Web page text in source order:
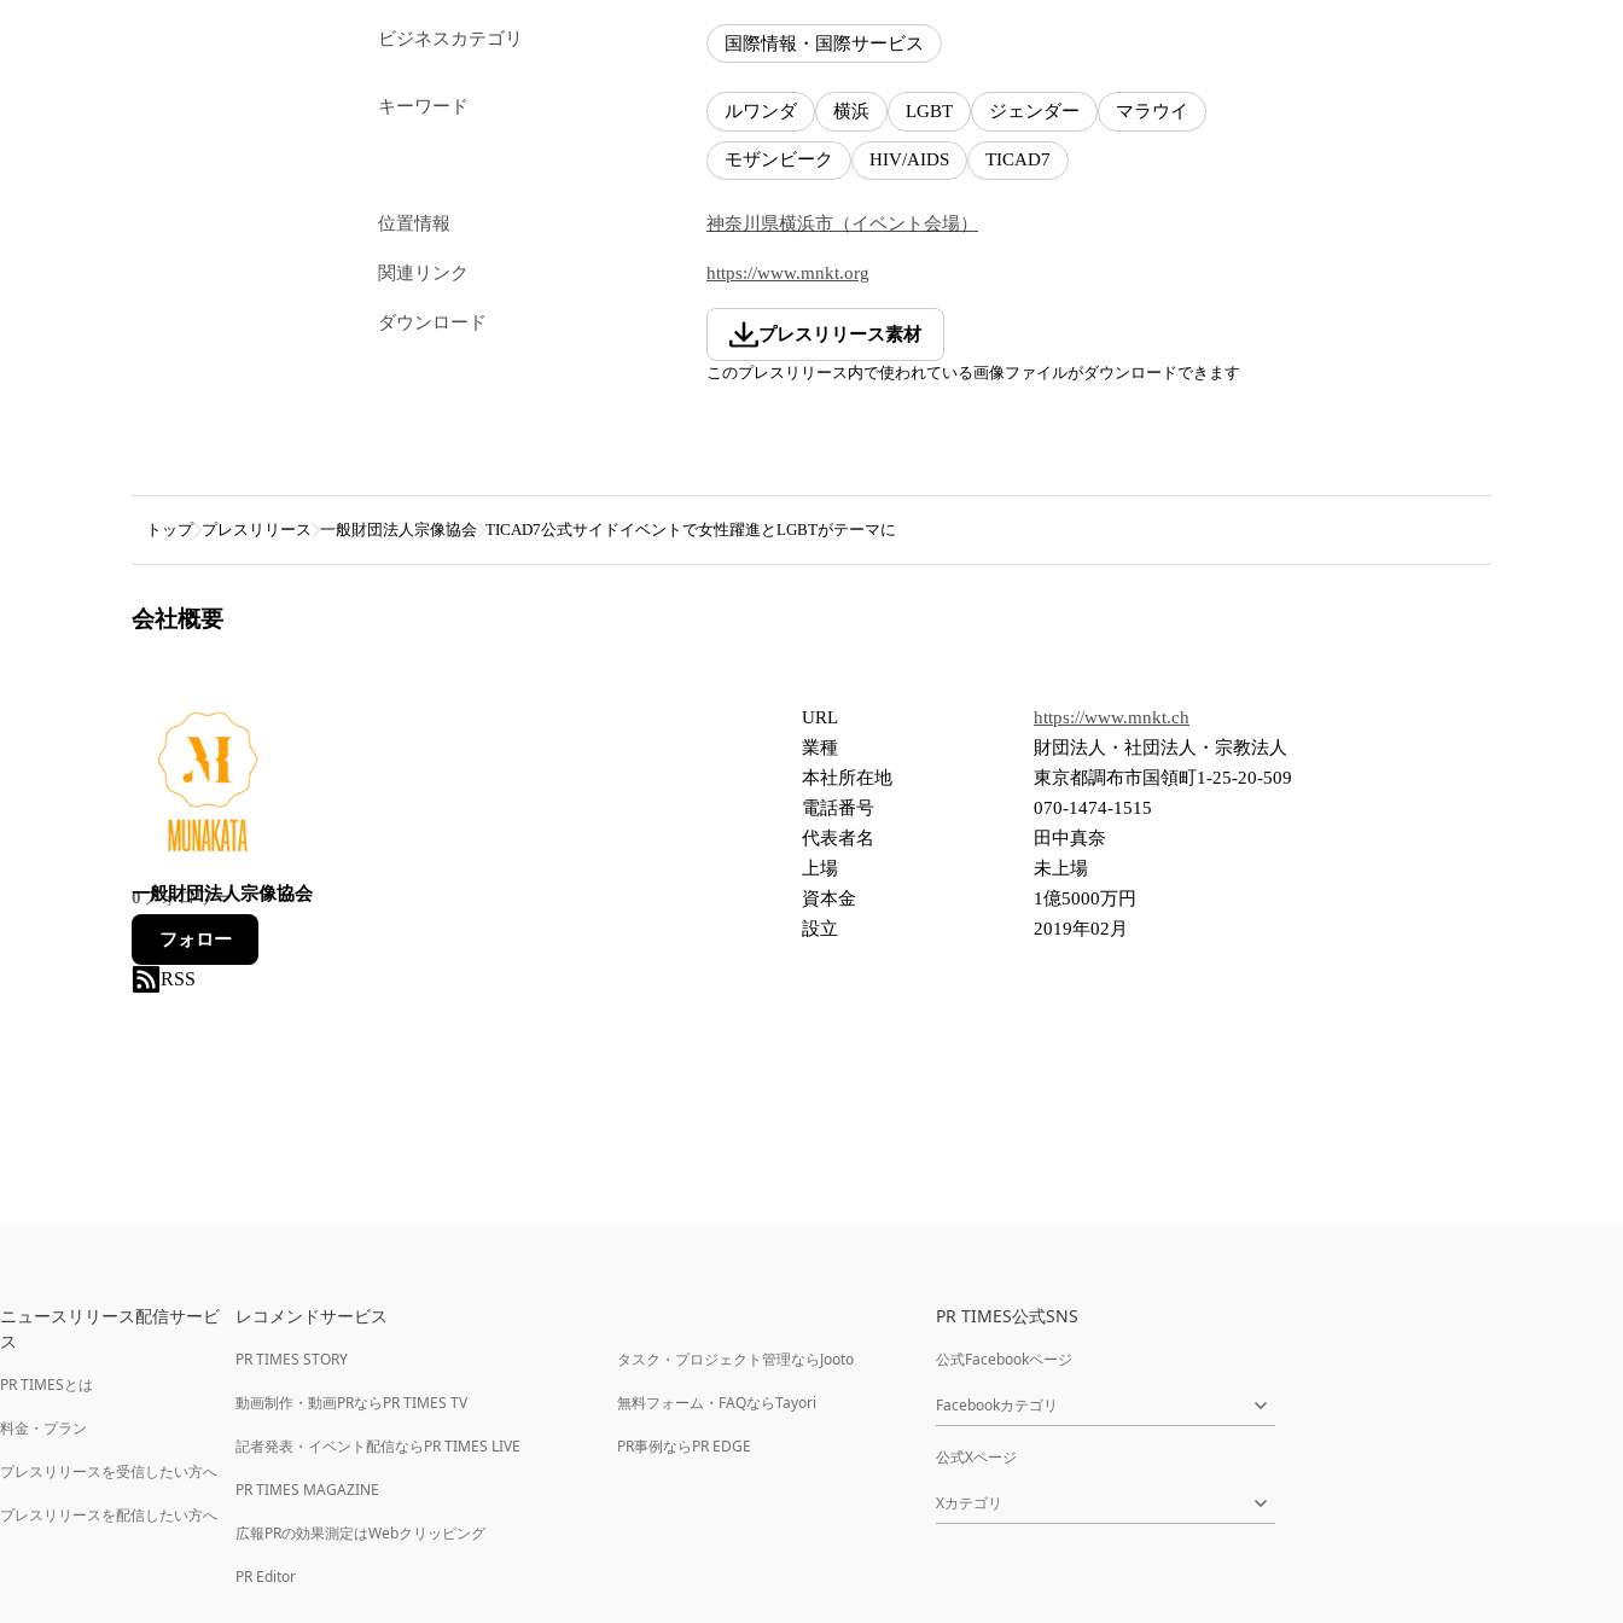
ビジネスカテゴリ 国際情報・国際サービス
キーワード ルワンダ 横浜 LGBT ジェンダー マラウイ
モザンビーク HIV/AIDS TICAD7
位置情報 神奈川県横浜市 （イベント会場）
関連リンク https://www.mnkt.org
ダウンロード
プレスリリース素材
このプレスリリース内で使われている画像ファイルがダウンロードできます
トップ プレスリリース 一般財団法人宗像協会 TICAD7公式サイドイベントで女性躍進とLGBTがテーマに
会社概要
一般財団法人宗像協会
0フォロワー
フォロー
RSS
URL
https://www.mnkt.ch
業種
財団法人・社団法人・宗教法人
本社所在地
東京都調布市国領町1-25-20-509
電話番号
070-1474-1515
代表者名
田中真奈
上場
未上場
資本金
1億5000万円
設立
2019年02月
ニュースリリース配信サービ
ス
PR TIMESとは
料金・プラン
プレスリリースを受信したい方へ
プレスリリースを配信したい方へ
レコメンドサービス
PR TIMES STORY
動画制作・動画PRならPR TIMES TV
記者発表・イベント配信ならPR TIMES LIVE
PR TIMES MAGAZINE
広報PRの効果測定はWebクリッピング
PR Editor
タスク・プロジェクト管理ならJooto
無料フォーム・FAQならTayori
PR事例ならPR EDGE
PR TIMES公式SNS
公式Facebookページ
Facebookカテゴリ
公式Xページ
Xカテゴリ